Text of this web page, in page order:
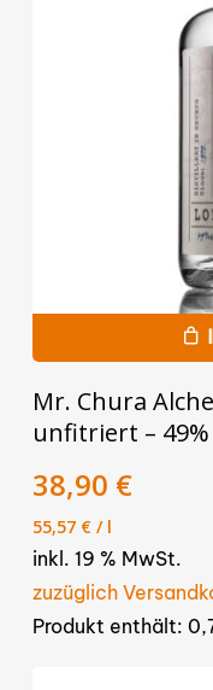
Mr. Chura
unfitriert – 49%
38,90 €
55,57 €/ l
inkl. 19 % MwSt.
zuzüglich
Produkt enthält: